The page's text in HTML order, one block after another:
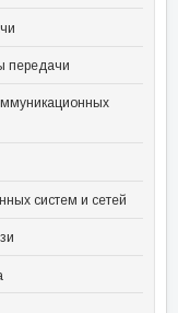
передачи
систем и сетей